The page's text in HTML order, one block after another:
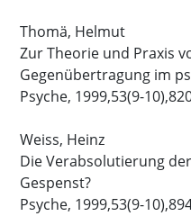
Thomä, Helmut
Zur Theorie und Praxis
Gegenübertragung im
Psyche, 1999,53(9-
Weiss, Heinz
Die Verabsolutierung
Gespenst?
Psyche, 1999,53(9-